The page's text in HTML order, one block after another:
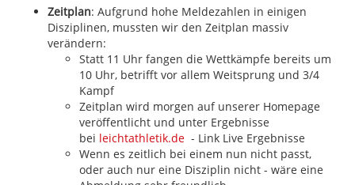
Zeitplan: Aufgrund hohe Meldezahlen in einigen
Disziplinen, mussten wir den Zeitplan massiv
verändern:
Statt 11 Uhr fangen die Wettkämpfe bereits um
10 Uhr, betrifft vor allem Weitsprung und 3/4
Kampf
Zeitplan wird morgen auf unserer Homepage
veröffentlicht und unter Ergebnisse
bei leichtathletik.de - Link Live Ergebnisse
Wenn es zeitlich bei einem nun nicht passt,
oder auch nur eine Disziplin nicht - wäre eine